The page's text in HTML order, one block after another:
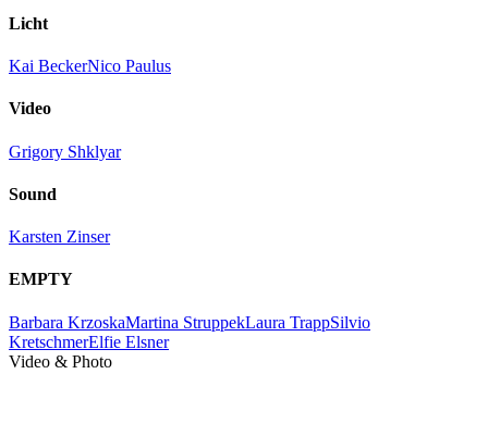
Licht
Kai BeckerNico Paulus
Video
Grigory Shklyar
Sound
Karsten Zinser
EMPTY
Barbara KrzoskaMartina StruppekLaura TrappSilvio
KretschmerElfie Elsner
Video & Photo